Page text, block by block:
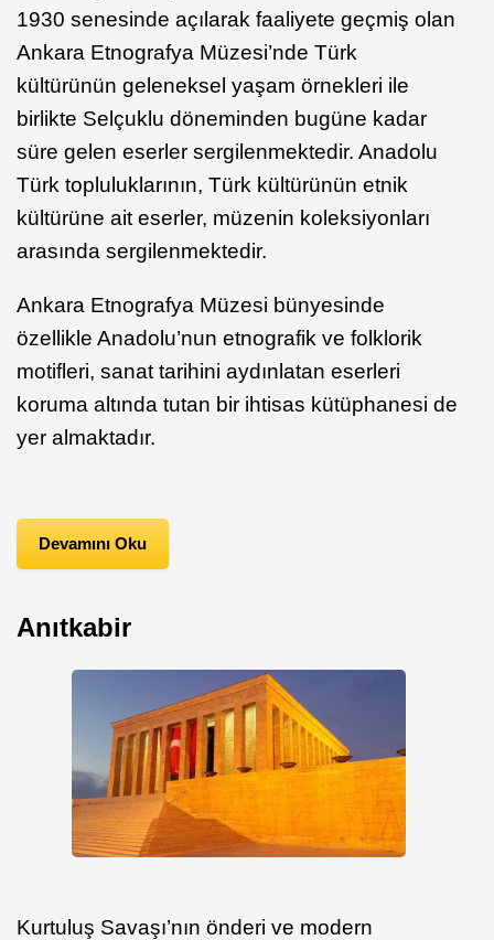
1930 senesinde açılarak faaliyete geçmiş olan
Ankara Etnografya Müzesi’nde Türk
kültürünün geleneksel yaşam örnekleri ile
birlikte Selçuklu döneminden bugüne kadar
süre gelen eserler sergilenmektedir. Anadolu
Türk topluluklarının, Türk kültürünün etnik
kültürüne ait eserler, müzenin koleksiyonları
arasında sergilenmektedir.
Ankara Etnografya Müzesi bünyesinde
özellikle Anadolu’nun etnografik ve folklorik
motifleri, sanat tarihini aydınlatan eserleri
koruma altında tutan bir ihtisas kütüphanesi de
yer almaktadır.
Devamını Oku
Anıtkabir
Kurtuluş Savaşı’nın önderi ve modern